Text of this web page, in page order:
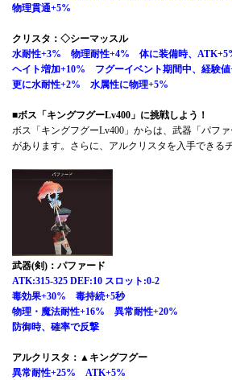
物理貫通+5%
クリスタ：◇シーマッスル
水耐性+3% 物理耐性+4% 体に装備時、
ヘイト増加+10% フグーイベント期間中、経験値
更に水耐性+2% 水属性に物理+5%
■ボス「キングフグーLv400」に挑戦しよう！
ボス「キングフグーLv400」からは、武器「パフ
があります。さらに、アルクリスタを入手できる
武器(剣)：パファード
ATK:315-325 DEF:10 スロット:0-2
毒効果+30% 毒持続+5秒
物理・魔法耐性+16% 異常耐性+20%
防御時、確率で反撃
アルクリスタ：▲キングフグー
異常耐性+25% ATK+5%